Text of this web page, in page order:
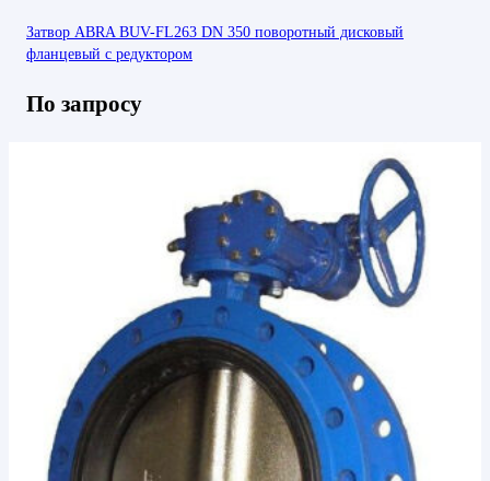
Затвор ABRA BUV-FL263 DN 350 поворотный дисковый
фланцевый с редуктором
По запросу